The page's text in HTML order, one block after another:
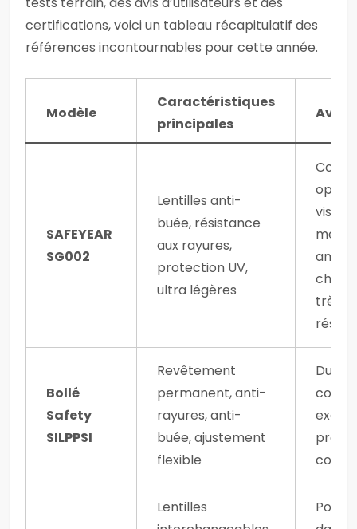
certifications, voici un tableau récapitulatif des
références incontournables pour cette année.
Modèle
Caractéristiques
principales
SAFEYEAR
SG002
Lentilles anti-
buée, résistance
aux rayures,
protection UV,
ultra légères
vision
très
Bollé
Safety
SILPPSI
Revêtement
permanent, anti-
rayures, anti-
buée, ajustement
flexible
Lentilles